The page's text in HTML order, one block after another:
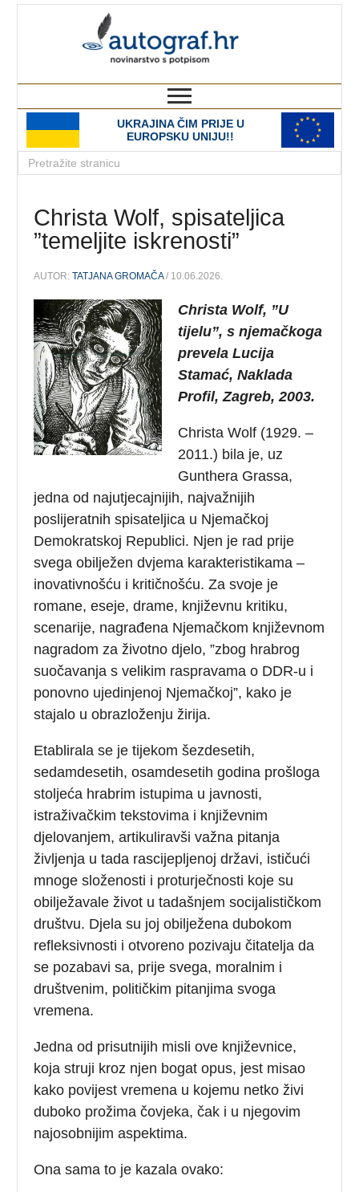
UKRAJINA ČIM PRIJE U
EUROPSKU UNIJU!!
Christa Wolf, spisateljica
”temeljite iskrenosti”
AUTOR:TATJANA GROMAČA/ 10.06.2026.
Christa Wolf, ”U
tijelu”, s njemačkoga
prevela Lucija
Stamać, Naklada
Profil, Zagreb, 2003.
Christa Wolf (1929. –
2011.) bila je, uz
Gunthera Grassa,
jedna od najutjecajnijih, najvažnijih
poslijeratnih spisateljica u Njemačkoj
Demokratskoj Republici. Njen je rad prije
svega obilježen dvjema karakteristikama –
inovativnošću i kritičnošću. Za svoje je
romane, eseje, drame, književnu kritiku,
scenarije, nagrađena Njemačkom književnom
nagradom za životno djelo, ”zbog hrabrog
suočavanja s velikim raspravama o DDR-u i
ponovno ujedinjenoj Njemačkoj”, kako je
stajalo u obrazloženju žirija.
Etablirala se je tijekom šezdesetih,
sedamdesetih, osamdesetih godina prošloga
stoljeća hrabrim istupima u javnosti,
istraživačkim tekstovima i književnim
djelovanjem, artikuliravši važna pitanja
življenja u tada rascijepljenoj državi, ističući
mnoge složenosti i proturječnosti koje su
obilježavale život u tadašnjem socijalističkom
društvu. Djela su joj obilježena dubokom
refleksivnosti i otvoreno pozivaju čitatelja da
se pozabavi sa, prije svega, moralnim i
društvenim, političkim pitanjima svoga
vremena.
Jedna od prisutnijih misli ove književnice,
koja struji kroz njen bogat opus, jest misao
kako povijest vremena u kojemu netko živi
duboko prožima čovjeka, čak i u njegovim
najosobnijim aspektima.
Ona sama to je kazala ovako: